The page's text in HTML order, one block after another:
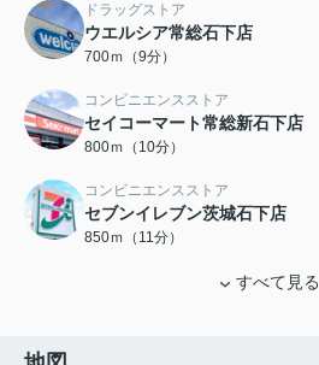
ドラッグストア
ウエルシア常総石下店
700ｍ（9分）
コンビニエンスストア
セイコーマート常総新石下店
800ｍ（10分）
コンビニエンスストア
セブンイレブン茨城石下店
850ｍ（11分）
すべて見る